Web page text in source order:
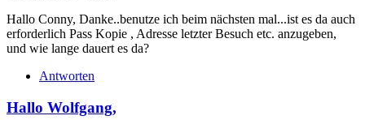
Hallo Conny, Danke..benutze ich beim nächsten mal...ist es da auch
erforderlich Pass Kopie , Adresse letzter Besuch etc. anzugeben,
und wie lange dauert es da?
Antworten
Hallo Wolfgang,